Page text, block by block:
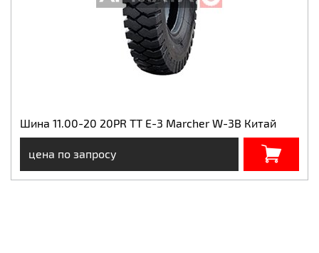
Шина 11.00-20 20PR TT E-3 Marcher W-3B Китай
цена по запросу